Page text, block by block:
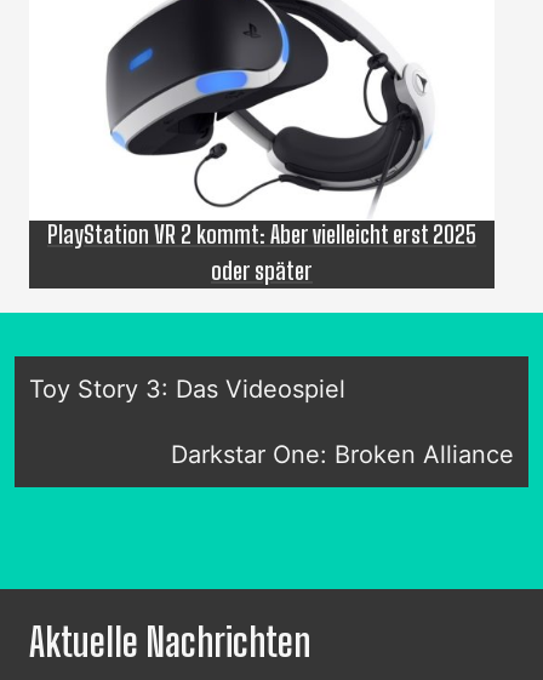
PlayStation VR 2 kommt: Aber vielleicht erst 2025
oder später
Toy Story 3: Das Videospiel
Darkstar One: Broken Alliance
Aktuelle Nachrichten